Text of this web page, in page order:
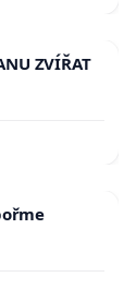
ZVÍŘAT